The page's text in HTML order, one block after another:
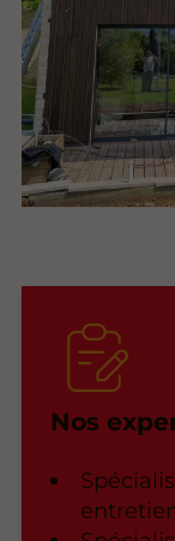
Nos